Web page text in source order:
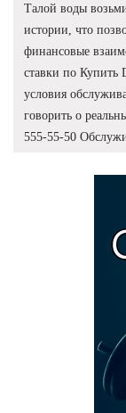
Талой воды
истории, что
финансовые
ставки по Купить
условия
говорить о
555-55-50